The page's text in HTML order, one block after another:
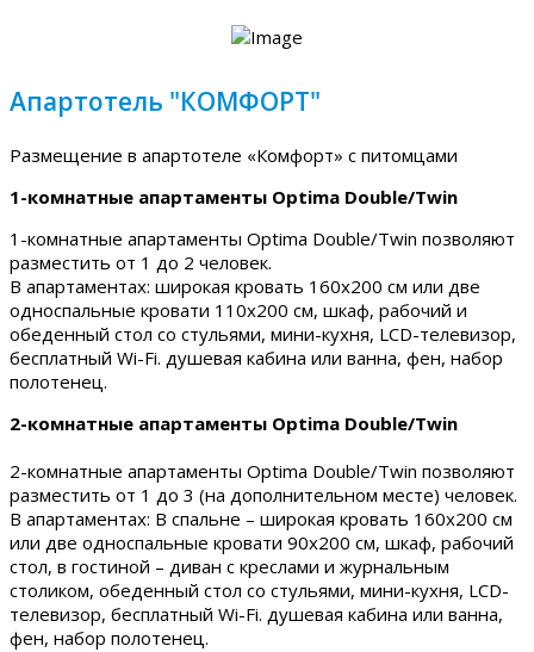
Апартотель "КОМФОРТ"
Размещение в апартотеле «Комфорт» с питомцами
1-комнатные апартаменты Optima Double/Twin
1-комнатные апартаменты Optima Double/Twin позволяют
разместить от 1 до 2 человек.
В апартаментах: широкая кровать 160х200 см или две
односпальные кровати 110х200 см, шкаф, рабочий и
обеденный стол со стульями, мини-кухня, LCD-телевизор,
бесплатный Wi-Fi. душевая кабина или ванна, фен, набор
полотенец.
2-комнатные апартаменты Optima Double/Twin
2-комнатные апартаменты Optima Double/Twin позволяют
разместить от 1 до 3 (на дополнительном месте) человек.
В апартаментах: В спальне – широкая кровать 160х200 см
или две односпальные кровати 90х200 см, шкаф, рабочий
стол, в гостиной – диван с креслами и журнальным
столиком, обеденный стол со стульями, мини-кухня, LCD-
телевизор, бесплатный Wi-Fi. душевая кабина или ванна,
фен, набор полотенец.